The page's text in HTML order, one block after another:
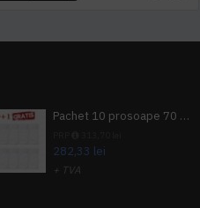
Pachet 10 prosoape 70 x 140cm 9 + 1 gratuit
282,33 lei
+ TVA